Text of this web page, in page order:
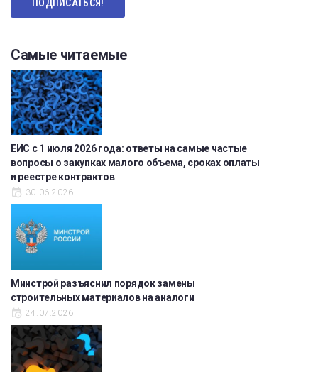
Самые читаемые
ЕИС с 1 июля 2026 года: ответы на самые частые
вопросы о закупках малого объема, сроках оплаты
и реестре контрактов
30.06.2026
Минстрой разъяснил порядок замены
строительных материалов на аналоги
24.07.2026